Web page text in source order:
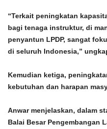
“Terkait peningkatan
bagi tenaga instruktur, di
penyantun LPDP, sangat
di seluruh Indonesia,”
Kemudian ketiga,
kebutuhan dan harapan
Anwar menjelaskan, dalam
Balai Besar Pengembangan